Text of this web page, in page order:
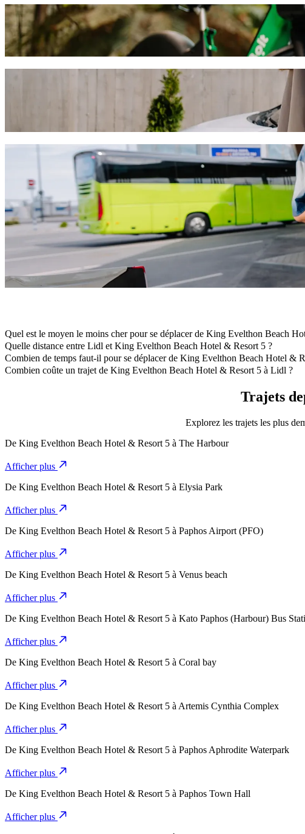
Trottinette ou vélo électrique
Déplacez-vous à Paphos à trottinette ou à vélo électrique
Télécharger l'appli Bolt
Déplacez-vous de King Evelthon Beach Hotel
Nous vous recommandons de choisir le transport avec chauffeur Bolt si
soit votre besoin, nous trouverons le véhicule idéal pour vous.
Services Bolt pour vous déplacer de King
Beaucoup de bagages ? Réservez nos Vans pouvant accueillir jusqu'à 6
Besoin d'arriver avec élégance ? Essayez les voitures premium de Bolt.
Vous voyagez avec des enfants ? Commandez un trajet pratique dans une
Votre animal de compagnie vous accompagne ? Essayez nos trajets
Besoin d'assistance supplémentaire ? Les véhicules de notre catégorie
Des trajets abordables ? Profitez de voitures compactes à petits prix avec
Télécharger l'appli Bolt
Quel est le moyen le moins cher pour se déplacer de King Evelthon Beach
La façon la plus abordable de se déplacer de King Evelthon Beach Hotel &
Quelle distance entre Lidl et King Evelthon Beach Hotel & Resort 5 ?
Lidl est à environ 6,2 km de King Evelthon Beach Hotel & Resort 5.
Combien de temps faut-il pour se déplacer de King Evelthon Beach Hotel &
Il faut environ 11 min pour se déplacer de King Evelthon Beach Hotel &
Combien coûte un trajet de King Evelthon Beach Hotel & Resort 5 à Lidl ?
Trajets
Explorez les trajets les plus
De King Evelthon Beach Hotel & Resort 5 à The Harbour
Afficher plus
De King Evelthon Beach Hotel & Resort 5 à Elysia Park
Afficher plus
De King Evelthon Beach Hotel & Resort 5 à Paphos Airport (PFO)
Afficher plus
De King Evelthon Beach Hotel & Resort 5 à Venus beach
Afficher plus
De King Evelthon Beach Hotel & Resort 5 à Kato Paphos (Harbour) Bus
Afficher plus
De King Evelthon Beach Hotel & Resort 5 à Coral bay
Afficher plus
De King Evelthon Beach Hotel & Resort 5 à Artemis Cynthia Complex
Afficher plus
De King Evelthon Beach Hotel & Resort 5 à Paphos Aphrodite Waterpark
Afficher plus
De King Evelthon Beach Hotel & Resort 5 à Paphos Town Hall
Afficher plus